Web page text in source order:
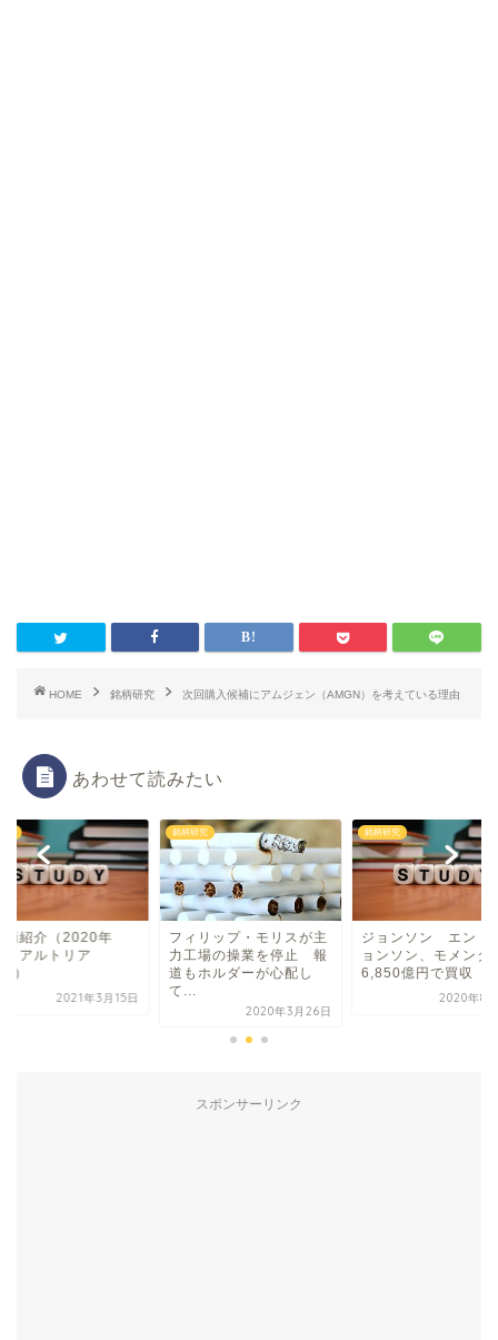
HOME 銘柄研究 次回購入候補にアムジェン（AMGN）を考えている理由
あわせて読みたい
柄紹介（2020年
】アルトリア
）
2021年3月15日
銘柄研究
フィリップ・モリスが主
力工場の操業を停止 報
道もホルダーが心配し
て...
2020年3月26日
銘柄研究
ジョンソン エン
ョンソン、モメンタ
6,850億円で買収
2020年8
スポンサーリンク